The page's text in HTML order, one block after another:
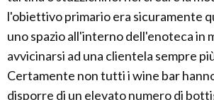
l'obiettivo primario era sicuramente
uno spazio all'interno dell'enoteca in
avvicinarsi ad una clientela sempre
Certamente non tutti i wine bar
disporre di un elevato numero di